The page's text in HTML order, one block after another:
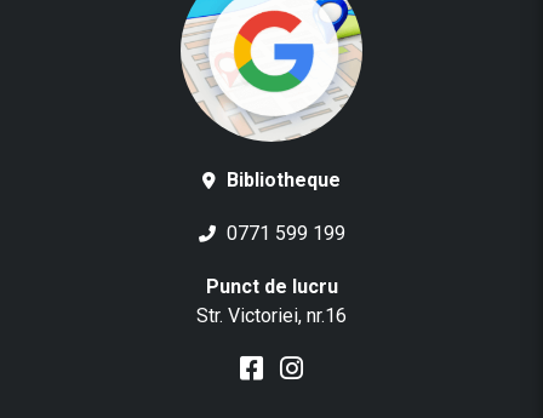
Bibliotheque
0771 599 199
Punct de lucru
Str. Victoriei, nr.16